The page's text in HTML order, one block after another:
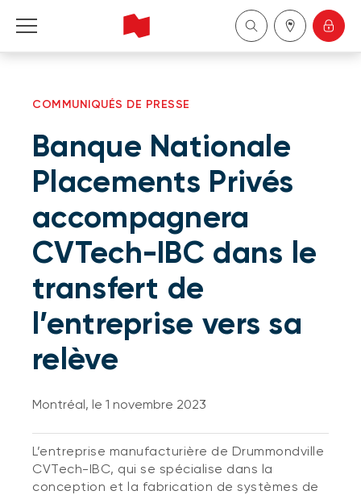
Gestion de patrimoine
À propos de nous
Devenir client
English
COMMUNIQUÉS DE PRESSE
Banque Nationale
Placements Privés
accompagnera
CVTech-IBC dans le
transfert de
l’entreprise vers sa
relève
Montréal, le 1 novembre 2023
L’entreprise manufacturière de Drummondville
CVTech-IBC, qui se spécialise dans la
conception et la fabrication de systèmes de